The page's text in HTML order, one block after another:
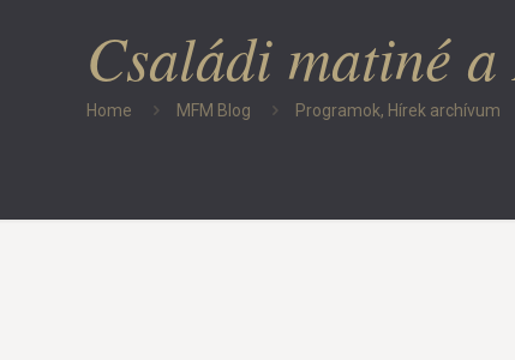
Családi matiné
Home MFM Blog Programok, Hírek archívum